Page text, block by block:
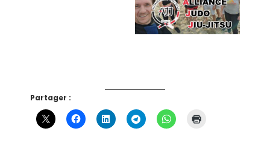
Partager :